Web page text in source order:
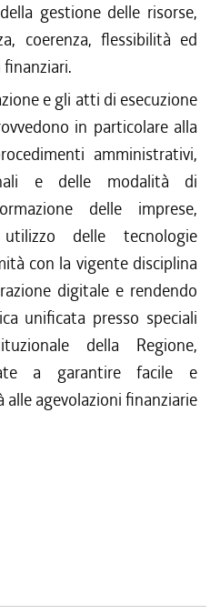
gestione delle risorse,
coerenza, flessibilità ed
e gli atti di esecuzione
in particolare alla
amministrativi,
e delle modalità di
delle imprese,
delle tecnologie
con la vigente disciplina
digitale e rendendo
unificata presso speciali
della Regione,
a garantire facile e
agevolazioni finanziarie